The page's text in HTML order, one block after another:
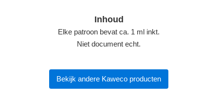
Inhoud
Elke patroon bevat ca. 1 ml inkt.
Niet document echt.
Bekijk andere Kaweco producten